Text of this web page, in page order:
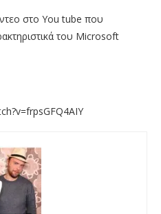
στο You tube που
του Microsoft